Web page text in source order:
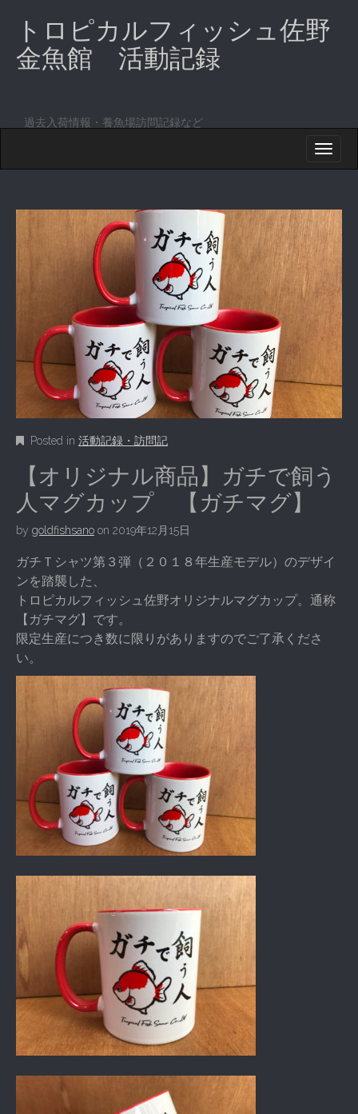
トロピカルフィッシュ佐野
金魚館 活動記録
過去入荷情報・養魚場訪問記録など
N
M
E
N
U
O
Posted in 活動記録・訪問記
【オリジナル商品】ガチで飼う
人マグカップ 【ガチマグ】
by goldfishsano on 2019年12月15日
ガチＴシャツ第３弾（２０１８年生産モデル）のデザイ
ンを踏襲した、
トロピカルフィッシュ佐野オリジナルマグカップ。通称
【ガチマグ】です。
限定生産につき数に限りがありますのでご了承くださ
い。